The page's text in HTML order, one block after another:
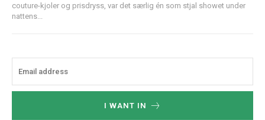
couture-kjoler og prisdryss, var det særlig én som stjal showet under
nattens...
I WANT IN